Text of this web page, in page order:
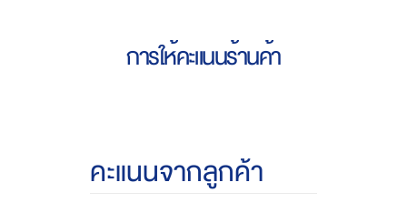
การให้คะแนนร้านค้า
คะแนนจากลูกค้า